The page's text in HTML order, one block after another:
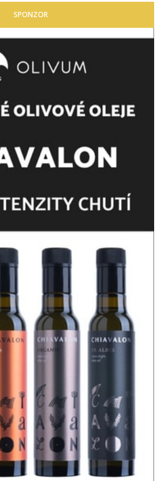
SPONZOR